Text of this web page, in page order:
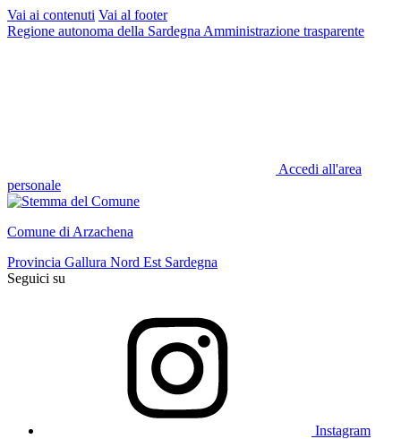
Vai ai contenuti Vai al footer
Regione autonoma della Sardegna Amministrazione trasparente
Accedi all'area
personale
Comune di Arzachena
Provincia Gallura Nord Est Sardegna
Seguici su
Instagram